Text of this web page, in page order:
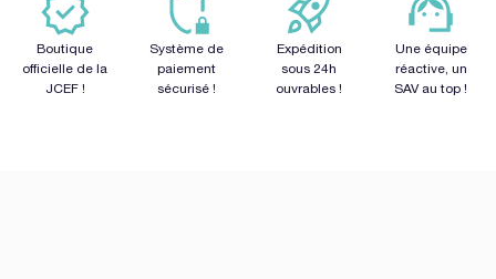
Boutique
officielle de la
JCEF !
Système de
paiement
sécurisé !
Expédition
sous 24h
ouvrables !
Une équipe
réactive, un
SAV au top !